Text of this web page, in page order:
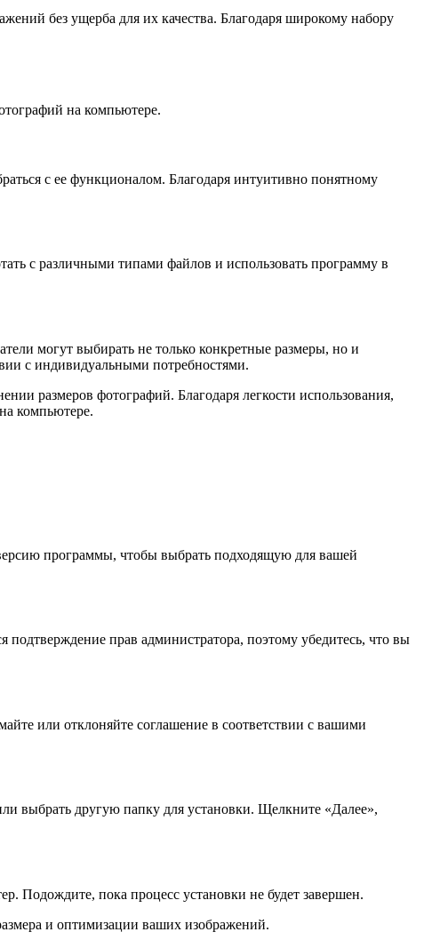
без ущерба для их качества. Благодаря широкому набору
на компьютере.
с ее функционалом. Благодаря интуитивно понятному
с различными типами файлов и использовать программу в
могут выбирать не только конкретные размеры, но и
с индивидуальными потребностями.
размеров фотографий. Благодаря легкости использования,
компьютере.
программы, чтобы выбрать подходящую для вашей
подтверждение прав администратора, поэтому убедитесь, что вы
или отклоняйте соглашение в соответствии с вашими
выбрать другую папку для установки. Щелкните «Далее»,
Подождите, пока процесс установки не будет завершен.
и оптимизации ваших изображений.